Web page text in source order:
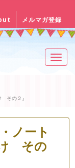
メルマガ登録
その２』
ノート
け その